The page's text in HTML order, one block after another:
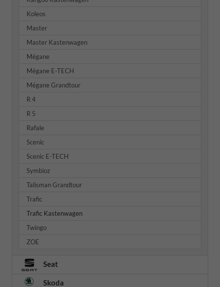
Koleos
Master
Master Kastenwagen
Mégane
Mégane E-TECH
Mégane Grandtour
R 4
R 5
Rafale
Scenic
Scenic E-TECH
Symbioz
Talisman Grandtour
Trafic
Trafic Kastenwagen
Twingo
ZOE
Seat
Skoda